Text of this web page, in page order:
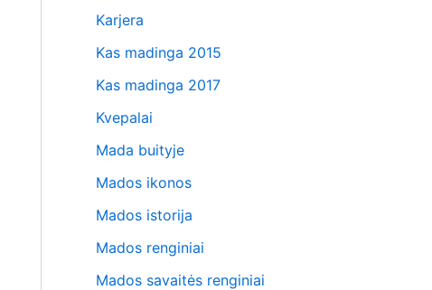
Karjera
Kas madinga 2015
Kas madinga 2017
Kvepalai
Mada buityje
Mados ikonos
Mados istorija
Mados renginiai
Mados savaitės renginiai